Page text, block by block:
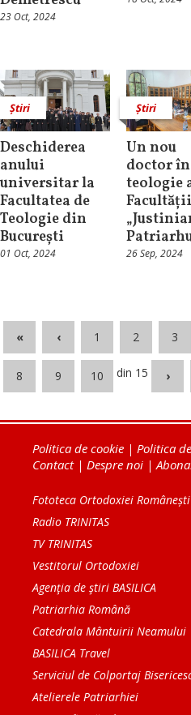
23 Oct, 2024
Știri
Deschiderea
anului
universitar la
Facultatea de
Teologie din
București
01 Oct, 2024
Știri
Un nou
doctor în
teologie
Facultății
26 Sep, 2024
« ‹ 1 2 3
8 9 10 din 15 ›
Politica de cookie | Politica
Contact| Despre noi |
Fototeca Ortodoxiei Românești
Radio TRINITAS
TV TRINITAS
Vestitorul Ortodoxiei
Agenţia de ştiri BASILICA
Patriarhia Română
Catedrala Mântuirii Neamului
BASILICA Travel
Serviciul de Colportaj
Atelierele Patriarhiei